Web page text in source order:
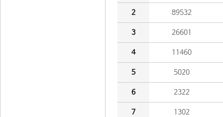
2 89532
3 26601
4 11460
5 5020
6 2322
7 1302